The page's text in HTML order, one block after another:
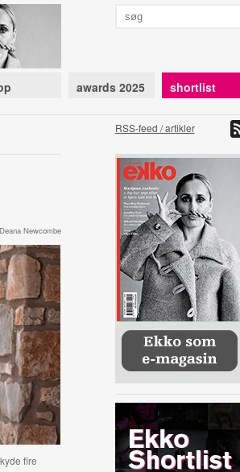
awards 2025 shortlist
RSS-feed / artikler
Newcombe
fire